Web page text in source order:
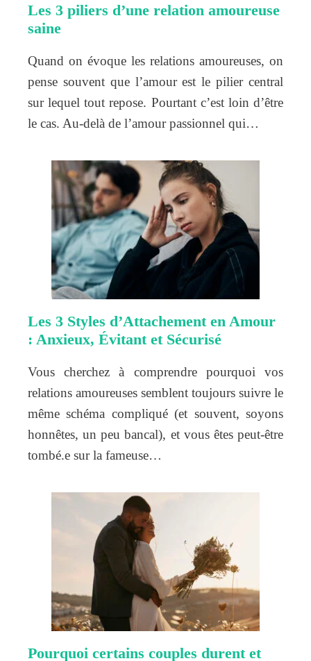
Les 3 piliers d’une relation amoureuse
saine
Quand on évoque les relations amoureuses, on
pense souvent que l’amour est le pilier central
sur lequel tout repose. Pourtant c’est loin d’être
le cas. Au-delà de l’amour passionnel qui…
Les 3 Styles d’Attachement en Amour
: Anxieux, Évitant et Sécurisé
Vous cherchez à comprendre pourquoi vos
relations amoureuses semblent toujours suivre le
même schéma compliqué (et souvent, soyons
honnêtes, un peu bancal), et vous êtes peut-être
tombé.e sur la fameuse…
Pourquoi certains couples durent et